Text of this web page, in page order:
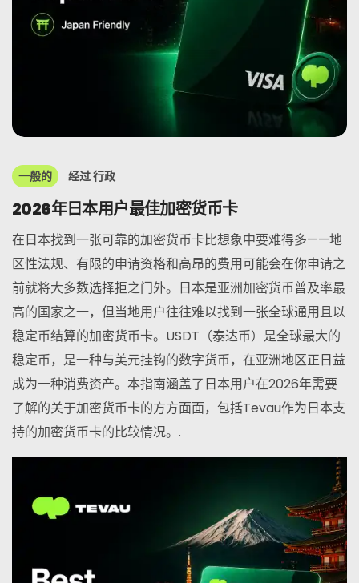
一般的 经过行政
2026年日本用户最佳加密货币卡
在日本找到一张可靠的加密货币卡比想象中要难得多——地
区性法规、有限的申请资格和高昂的费用可能会在你申请之
前就将大多数选择拒之门外。日本是亚洲加密货币普及率最
高的国家之一，但当地用户往往难以找到一张全球通用且以
稳定币结算的加密货币卡。USDT（泰达币）是全球最大的
稳定币，是一种与美元挂钩的数字货币，在亚洲地区正日益
成为一种消费资产。本指南涵盖了日本用户在2026年需要
了解的关于加密货币卡的方方面面，包括Tevau作为日本支
持的加密货币卡的比较情况。.